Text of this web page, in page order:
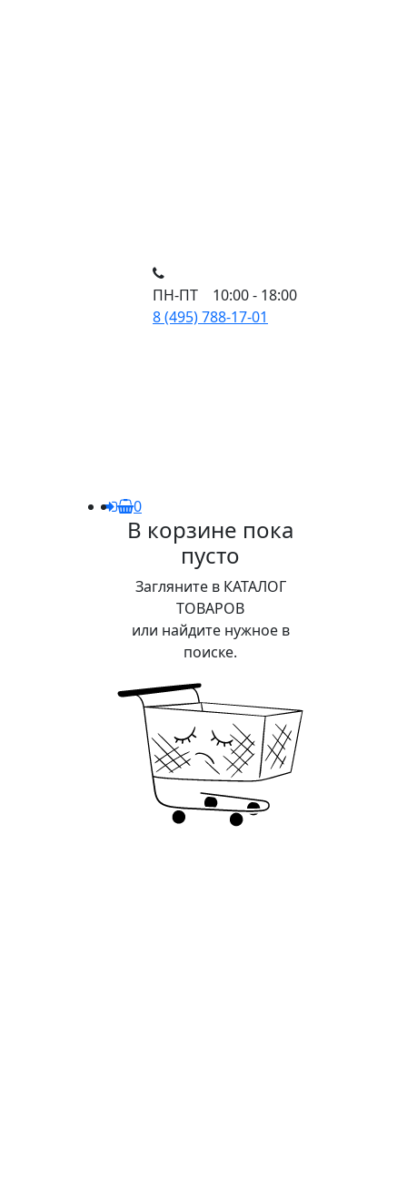
ПН-ПТ 10:00 - 18:00
8 (495) 788-17-01
0
В корзине пока
пусто
Загляните в КАТАЛОГ
ТОВАРОВ
или найдите нужное в
поиске.